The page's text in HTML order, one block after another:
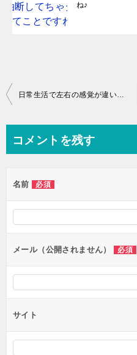
ね♪
投
ビ
ー
シ
ン
日常生活で左右の感覚が違いますからね♪
コメントを残す
名前 必須
メール（公開されません） 必須
サイト